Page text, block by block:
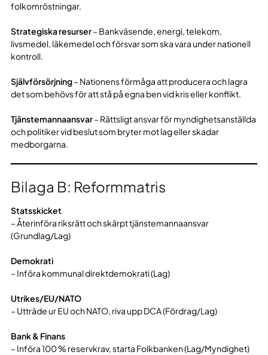
folkomröstningar.
Strategiska resurser– Bankväsende, energi, telekom,
livsmedel, läkemedel och försvar som ska vara under nationell
kontroll.
Självförsörjning– Nationens förmåga att producera och lagra
det som behövs för att stå på egna ben vid kris eller konflikt.
Tjänstemannaansvar– Rättsligt ansvar för myndighetsanställda
och politiker vid beslut som bryter mot lag eller skadar
medborgarna.
Bilaga B: Reformmatris
Statsskicket
– Återinföra riksrätt och skärpt tjänstemannaansvar
(Grundlag/Lag)
Demokrati
– Införa kommunal direktdemokrati (Lag)
Utrikes/EU/NATO
– Utträde ur EU och NATO, riva upp DCA (Fördrag/Lag)
Bank & Finans
– Införa 100 % reservkrav, starta Folkbanken (Lag/Myndighet)